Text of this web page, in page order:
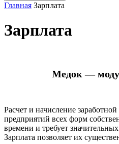
Главная Зарплата
Зарплата
Медок —
Расчет и начисление
предприятий всех форм
времени и требует
Зарплата позволяет их